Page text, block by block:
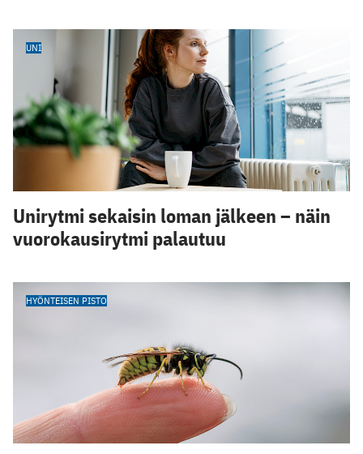
UNI
Unirytmi sekaisin loman jälkeen – näin
vuorokausirytmi palautuu
HYÖNTEISEN PISTO